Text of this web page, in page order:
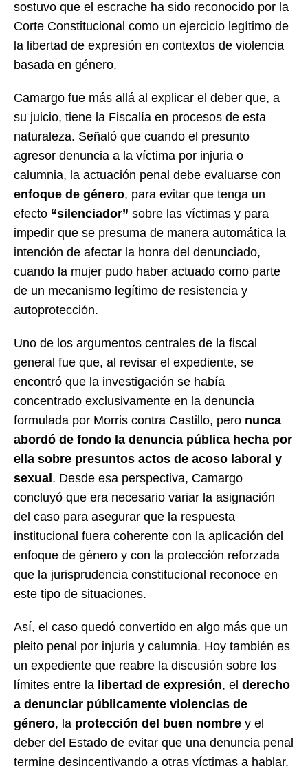
sostuvo que el escrache ha sido reconocido por la
Corte Constitucional como un ejercicio legítimo de
la libertad de expresión en contextos de violencia
basada en género.
Camargo fue más allá al explicar el deber que, a
su juicio, tiene la Fiscalía en procesos de esta
naturaleza. Señaló que cuando el presunto
agresor denuncia a la víctima por injuria o
calumnia, la actuación penal debe evaluarse con
enfoque de género, para evitar que tenga un
efecto “silenciador” sobre las víctimas y para
impedir que se presuma de manera automática la
intención de afectar la honra del denunciado,
cuando la mujer pudo haber actuado como parte
de un mecanismo legítimo de resistencia y
autoprotección.
Uno de los argumentos centrales de la fiscal
general fue que, al revisar el expediente, se
encontró que la investigación se había
concentrado exclusivamente en la denuncia
formulada por Morris contra Castillo, pero nunca
abordó de fondo la denuncia pública hecha por
ella sobre presuntos actos de acoso laboral y
sexual. Desde esa perspectiva, Camargo
concluyó que era necesario variar la asignación
del caso para asegurar que la respuesta
institucional fuera coherente con la aplicación del
enfoque de género y con la protección reforzada
que la jurisprudencia constitucional reconoce en
este tipo de situaciones.
Así, el caso quedó convertido en algo más que un
pleito penal por injuria y calumnia. Hoy también es
un expediente que reabre la discusión sobre los
límites entre la libertad de expresión, el derecho
a denunciar públicamente violencias de
género, la protección del buen nombre y el
deber del Estado de evitar que una denuncia penal
termine desincentivando a otras víctimas a hablar.